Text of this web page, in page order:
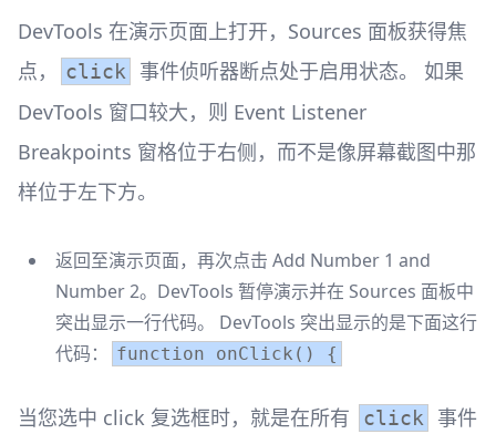
DevTools 在演示页面上打开，Sources 面板获得焦
点，
click
事件侦听器断点处于启用状态。 如果
DevTools 窗口较大，则 Event Listener
Breakpoints 窗格位于右侧，而不是像屏幕截图中那
样位于左下方。
返回至演示页面，再次点击 Add Number 1 and
Number 2。DevTools 暂停演示并在 Sources 面板中
突出显示一行代码。 DevTools 突出显示的是下面这行
代码：
function onClick() {
当您选中 click 复选框时，就是在所有 click
事件